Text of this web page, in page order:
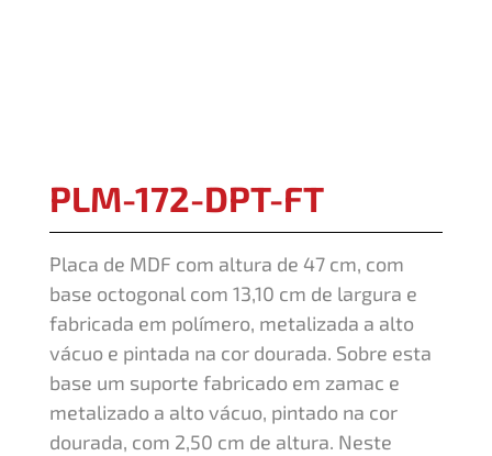
PLM-172-DPT-FT
Placa de MDF com altura de 47 cm, com
base octogonal com 13,10 cm de largura e
fabricada em polímero, metalizada a alto
vácuo e pintada na cor dourada. Sobre esta
base um suporte fabricado em zamac e
metalizado a alto vácuo, pintado na cor
dourada, com 2,50 cm de altura. Neste